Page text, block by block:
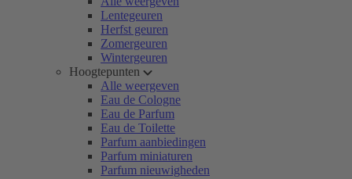
Lentegeuren
Herfst geuren
Zomergeuren
Wintergeuren
Hoogtepunten
Alle weergeven
Eau de Cologne
Eau de Parfum
Eau de Toilette
Parfum aanbiedingen
Parfum miniaturen
Parfum nieuwigheden